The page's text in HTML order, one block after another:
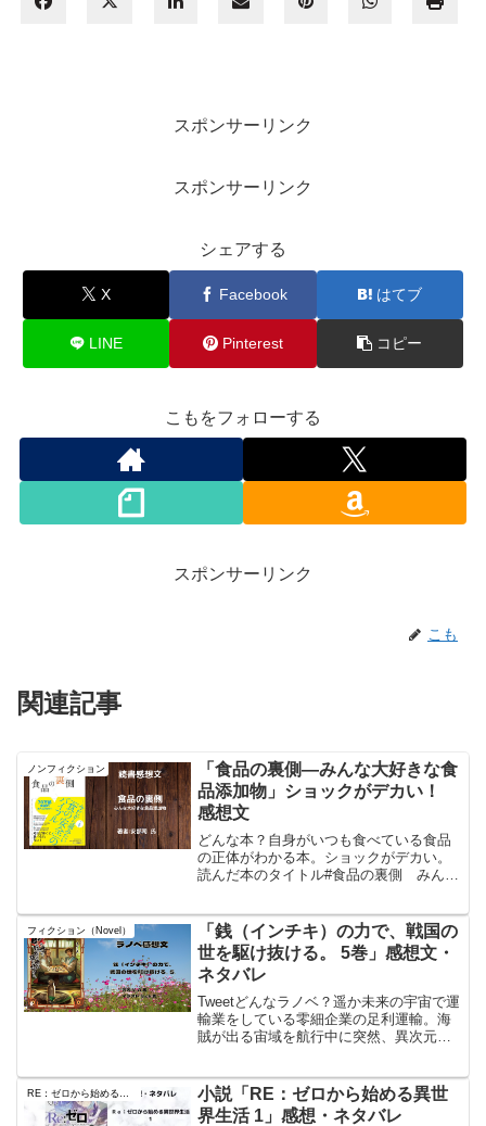
スポンサーリンク
スポンサーリンク
シェアする
X Facebook はてブ
LINE Pinterest コピー
こもをフォローする
スポンサーリンク
こも
関連記事
ノンフィクション
「食品の裏側―みんな大好きな食
品添加物」ショックがデカい！
感想文
どんな本？自身がいつも食べている食品
の正体がわかる本。ショックがデカい。
読んだ本のタイトル#食品の裏側 みんな
経済新報社 2005年11月 楽天ブック...
フィクション（Novel）
「銭（インチキ）の力で、戦国の
世を駆け抜ける。 5巻」感想文・
ネタバレ
Tweetどんなラノベ？遥か未来の宇宙で運
輸業をしている零細企業の足利運輸。海
賊が出る宙域を航行中に突然、異次元宙
も、16世紀半ばの地球に彼等は漂着し
た。前巻からのあら...
小説「RE：ゼロから始める異世
界生活 1」感想・ネタバレ